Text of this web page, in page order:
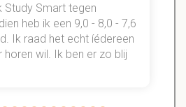
Study Smart tegen
heb ik een 9,0 - 8,0 - 7,6
Ik raad het echt íédereen
horen wil. Ik ben er zo blij